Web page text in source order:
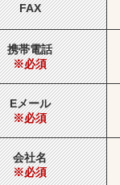
FAX
携帯電話
※必須
Eメール
※必須
会社名
※必須